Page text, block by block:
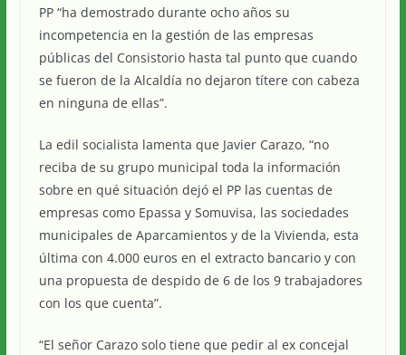
PP “ha demostrado durante ocho años su
incompetencia en la gestión de las empresas
públicas del Consistorio hasta tal punto que cuando
se fueron de la Alcaldía no dejaron títere con cabeza
en ninguna de ellas”.
La edil socialista lamenta que Javier Carazo, “no
reciba de su grupo municipal toda la información
sobre en qué situación dejó el PP las cuentas de
empresas como Epassa y Somuvisa, las sociedades
municipales de Aparcamientos y de la Vivienda, esta
última con 4.000 euros en el extracto bancario y con
una propuesta de despido de 6 de los 9 trabajadores
con los que cuenta”.
“El señor Carazo solo tiene que pedir al ex concejal